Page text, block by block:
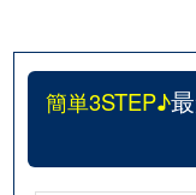
簡単3STEP♪